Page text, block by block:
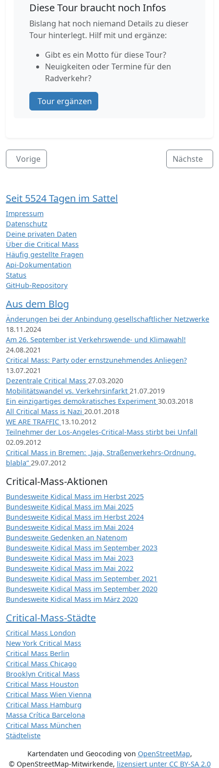
Diese Tour braucht noch Infos
Bislang hat noch niemand Details zu dieser
Tour hinterlegt. Hilf mit und ergänze:
Gibt es ein Motto für diese Tour?
Neuigkeiten oder Termine für den
Radverkehr?
Tour ergänzen
Vorige Nächste
Seit 5524 Tagen im Sattel
Impressum
Datenschutz
Deine privaten Daten
Über die Critical Mass
Häufig gestellte Fragen
Api-Dokumentation
Status
GitHub-Repository
Aus dem Blog
Änderungen bei der Anbindung gesellschaftlicher Netzwerke
18.11.2024
Am 26. September ist Verkehrswende- und Klimawahl!
24.08.2021
Critical Mass: Party oder ernstzunehmendes Anliegen?
13.07.2021
Dezentrale Critical Mass 27.03.2020
Mobilitätswandel vs. Verkehrsinfarkt 21.07.2019
Ein einzigartiges demokratisches Experiment 30.03.2018
All Critical Mass is Nazi 20.01.2018
WE ARE TRAFFIC 13.10.2012
Teilnehmer der Los-Angeles-Critical-Mass stirbt bei Unfall
02.09.2012
Critical Mass in Bremen: „Jaja, Straßenverkehrs-Ordnung,
blabla“ 29.07.2012
Critical-Mass-Aktionen
Bundesweite Kidical Mass im Herbst 2025
Bundesweite Kidical Mass im Mai 2025
Bundesweite Kidical Mass im Herbst 2024
Bundesweite Kidical Mass im Mai 2024
Bundesweite Gedenken an Natenom
Bundesweite Kidical Mass im September 2023
Bundesweite Kidical Mass im Mai 2023
Bundesweite Kidical Mass im Mai 2022
Bundesweite Kidical Mass im September 2021
Bundesweite Kidical Mass im September 2020
Bundesweite Kidical Mass im März 2020
Critical-Mass-Städte
Critical Mass London
New York Critical Mass
Critical Mass Berlin
Critical Mass Chicago
Brooklyn Critical Mass
Critical Mass Houston
Critical Mass Wien Vienna
Critical Mass Hamburg
Massa Crítica Barcelona
Critical Mass München
Städteliste
Kartendaten und Geocoding von OpenStreetMap,
© OpenStreetMap-Mitwirkende, lizensiert unter CC BY-SA 2.0